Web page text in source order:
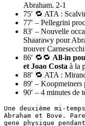
Abraham. 2-1
75′ 🔁 ATA :
77′ – Pellegrini
83′ – Nouvelle
Shaarawy pour
trouver
86′ 🔁🔁 All-in
et Joao Costa à la
88′ 🔁 ATA :
89′ – Koopmeiners
90′ – 4 minutes de
Une deuxième mi-
Abraham et Bove.
gene physique